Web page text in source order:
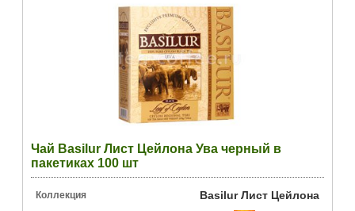
Чай Basilur Лист Цейлона Ува черный в
пакетиках 100 шт
Коллекция Basilur Лист Цейлона